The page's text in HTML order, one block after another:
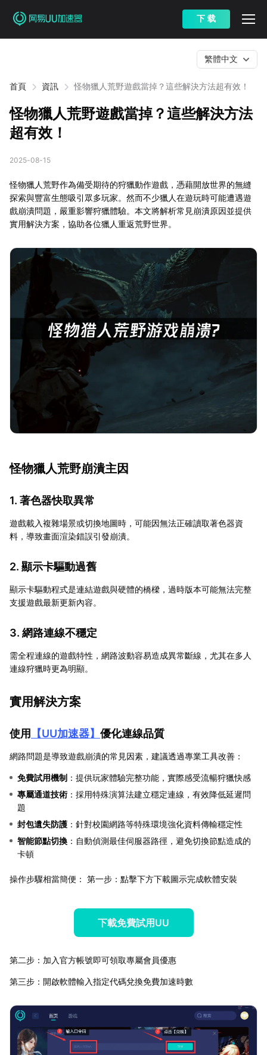
下 载
首頁 資訊 怪物獵人荒野遊戲當掉？這些解決方法超有效！
繁體中文
怪物獵人荒野遊戲當掉？這些解決方法
超有效！
2025-08-15
怪物獵人荒野作為備受期待的狩獵動作遊戲，憑藉開放世界的無縫
探索與豐富生態吸引眾多玩家。然而不少獵人在遊玩時可能遭遇遊
戲崩潰問題，嚴重影響狩獵體驗。本文將解析常見崩潰原因並提供
實用解決方案，協助各位獵人重返荒野世界。
怪物獵人荒野崩潰主因
1. 著色器快取異常
遊戲載入複雜場景或切換地圖時，可能因無法正確讀取著色器資
料，導致畫面渲染錯誤引發崩潰。
2. 顯示卡驅動過舊
顯示卡驅動程式是連結遊戲與硬體的橋樑，過時版本可能無法完整
支援遊戲最新更新內容。
3. 網路連線不穩定
需全程連線的遊戲特性，網路波動容易造成異常斷線，尤其在多人
連線狩獵時更為明顯。
實用解決方案
使用 【UU加速器】 優化連線品質
網路問題是導致遊戲崩潰的常見因素，建議透過專業工具改善：
免費試用機制 ：提供玩家體驗完整功能，實際感受流暢狩獵快感
專屬通道技術 ：採用特殊演算法建立穩定連線，有效降低延遲問
題
封包遺失防護 ：針對校園網路等特殊環境強化資料傳輸穩定性
智能節點切換 ：自動偵測最佳伺服器路徑，避免切換節點造成的
卡頓
操作步驟相當簡便： 第一步：點擊下方下載圖示完成軟體安裝
下載免費試用UU
第二步：加入官方帳號即可領取專屬會員優惠
第三步：開啟軟體輸入指定代碼兌換免費加速時數